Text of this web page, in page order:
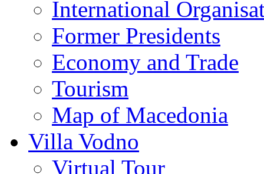
International
Former Presidents
Economy and Trade
Tourism
Map of Macedonia
Villa Vodno
Virtual Tour